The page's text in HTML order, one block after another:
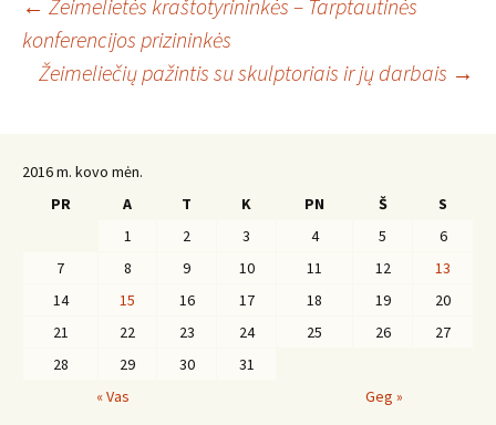
Įrašo
navigacija
← Žeimelietės kraštotyrininkės – Tarptautinės
konferencijos prizininkės
Žeimeliečių pažintis su skulptoriais ir jų darbais →
2016 m. kovo mėn.
PR
A T K PN Š
S
1
2 3 4 5
6
7
8 9 10 11 12
13
14
15 16 17 18 19
20
21
22 23 24 25 26
27
28
29 30
31
« Vas
Geg »